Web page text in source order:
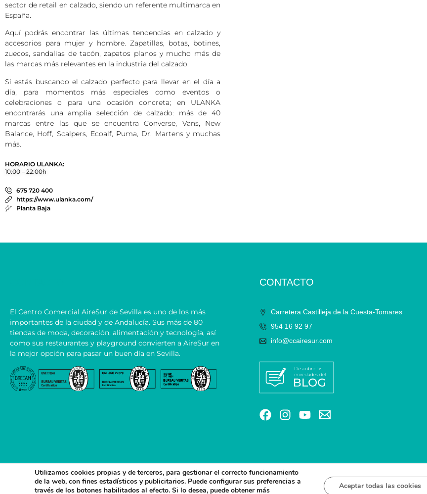
sector de retail en calzado, siendo un referente multimarca en
España.
Aquí podrás encontrar las últimas tendencias en calzado y
accesorios para mujer y hombre. Zapatillas, botas, botines,
zuecos, sandalias de tacón, zapatos planos y mucho más de
las marcas más relevantes en la industria del calzado.
Si estás buscando el calzado perfecto para llevar en el día a
día, para momentos más especiales como eventos o
celebraciones o para una ocasión concreta; en ULANKA
encontrarás una amplia selección de calzado: más de 40
marcas entre las que se encuentra Converse, Vans, New
Balance, Hoff, Scalpers, Ecoalf, Puma, Dr. Martens y muchas
más.
HORARIO ULANKA:
10:00 – 22:00h
675 720 400
https://www.ulanka.com/
Planta Baja
El Centro Comercial AireSur de Sevilla es uno de los más
importantes de la ciudad y de Andalucía. Sus más de 80
tiendas de moda, decoración, alimentación y tecnología, así
como sus restaurantes y playground convierten a AireSur en
la mejor opción para pasar un buen día en Sevilla.
CONTACTO
Carretera Castilleja de la Cuesta-Tomares
954 16 92 97
info@ccairesur.com
© 2026 CENTRO COMERCIAL AIRESUR . ALL RIGHTS RESERVED. AVISO LEGAL Y POLÍTICA DE PRIVACIDAD POLÍTICA DE PRIVACIDAD EN RRSSPOLÍTICA DE COOKIES
Utilizamos cookies propias y de terceros, para gestionar el correcto funcionamiento
de la web, con fines estadísticos y publicitarios. Puede configurar sus preferencias a
través de los botones habilitados al efecto. Si lo desea, puede obtener más
Aceptar todas las cookies